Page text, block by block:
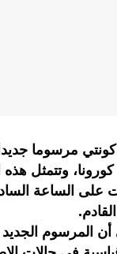
كونتي مرسوما
وتتمثل
على الساعة
المرسوم